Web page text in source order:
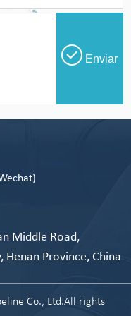
Enviar
Middle Road,
Henan Province, China
Co., Ltd.All rights